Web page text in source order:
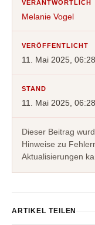
VERANTWORTLICH
Melanie Vogel
VERÖFFENTLICHT
11. Mai 2025,
STAND
11. Mai 2025,
Dieser Beitrag
Hinweise zu
Aktualisierungen
ARTIKEL TEILEN